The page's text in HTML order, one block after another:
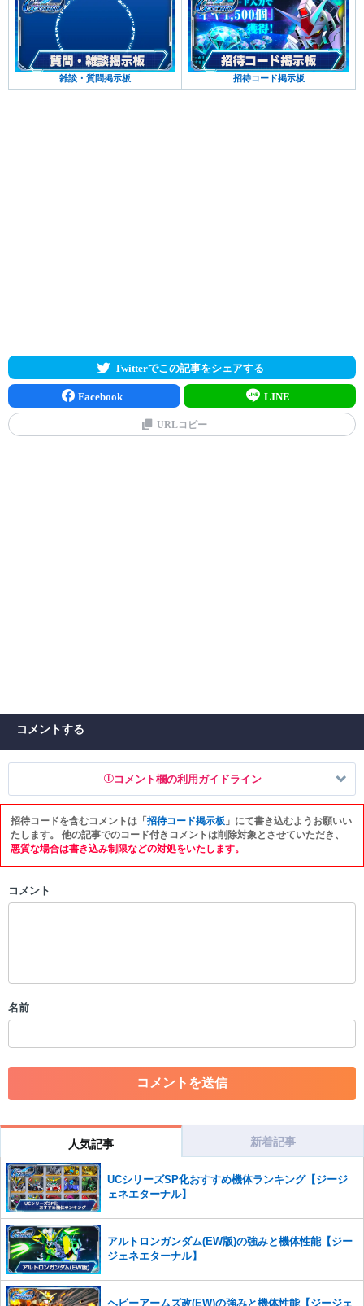
雑談・質問掲示板 招待コード掲示板
Twitterでこの記事をシェアする
Facebook LINE
URLコピー
コメントする
コメント欄の利用ガイドライン
以下の書き込みを禁止とし、場合によってはコメント削除や書き込み制
限を行う可能性がございます。 あらかじめご了承ください。
・スパムなど、記事内容と関係のない投稿
・誰かになりすます行為
・その他、管理者が不適切と判断した投稿
コメントの削除を申請する ※投稿内容を確認後、順次対応さ
※一度削除したコメントは復元ができませんのでご注意くだ
また、過度な利用規約の違反や、弊社に損害の及ぶ内容の書き込みがあ
った場合は、法的措置をとらせていただく場合もございますので、あら
かじめご理解くださいませ。
招待コードを含むコメントは「招待コード掲示板 」にて書き込むようお願いい
たします。 他の記事でのコード付きコメントは削除対象とさせていただき、
悪質な場合は書き込み制限などの対処をいたします。
コメント
名前
人気記事 新着記事
UCシリーズSP化おすすめ機体ランキング【ジージ
ェネエターナル】
アルトロンガンダム(EW版)の強みと機体性能【ジー
ジェネエターナル】
ヘビーアームズ改(EW)の強みと機体性能【ジージェ